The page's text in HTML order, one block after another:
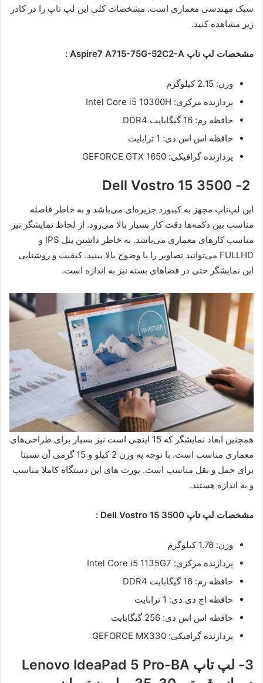
سبک مهندسی معماری است. مشخصات کلی این لپ تاپ را در کادر
زیر مشاهده کنید.
مشخصات لپ تاپ Aspire7 A715-75G-52C2-A :
وزن: 2.15 کیلوگرم
پردازنده مرکزی: Intel Core i5 10300H
حافظه رم: 16 گیگابایت DDR4
حافظه اس اس دی: 1 ترابایت
پردازنده گرافیکی: GEFORCE GTX 1650
این لپ‌تاپ مجهز به کیبورد جزیره‌ای می‌باشد و به خاطر فاصله
مناسب بین دکمه‌ها دقت کار بسیار بالا می‌رود. از لحاظ نمایشگر نیز
مناسب کارهای معماری می‌باشد. به خاطر داشتن پنل IPS و
FULLHD می‌توانید تصاویر را با وضوح بالا ببنید. کیفیت و روشنایی
این نمایشگر حتی در فضاهای بسته نیز به اندازه است.
همچنین ابعاد نمایشگر که 15 اینچی است نیز بسیار برای طراحی‌های
معماری مناسب است. با توجه به وزن 2 کیلو و 15 گرمی آن نسبتا
برای حمل و نقل مناسب است. پورت های این دستگاه کاملا مناسب
و به اندازه هستند.
مشخصات لپ تاپ Dell Vostro 15 3500 :
وزن: 1.78 کیلوگرم
پردازنده مرکزی: Intel Core i5 1135G7
حافظه رم: 16 گیگابایت DDR4
حافظه اچ دی دی: 1 ترابایت
حافظه اس اس دی: 256 گیگابایت
پردازنده گرافیکی: GEFORCE MX330
3- لپ تاپ Lenovo IdeaPad 5 Pro-BA